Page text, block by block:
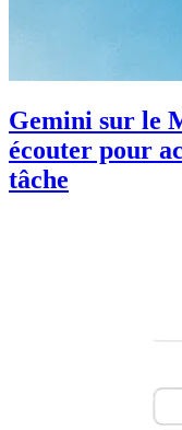
Gemini sur le
écouter pour
tâche